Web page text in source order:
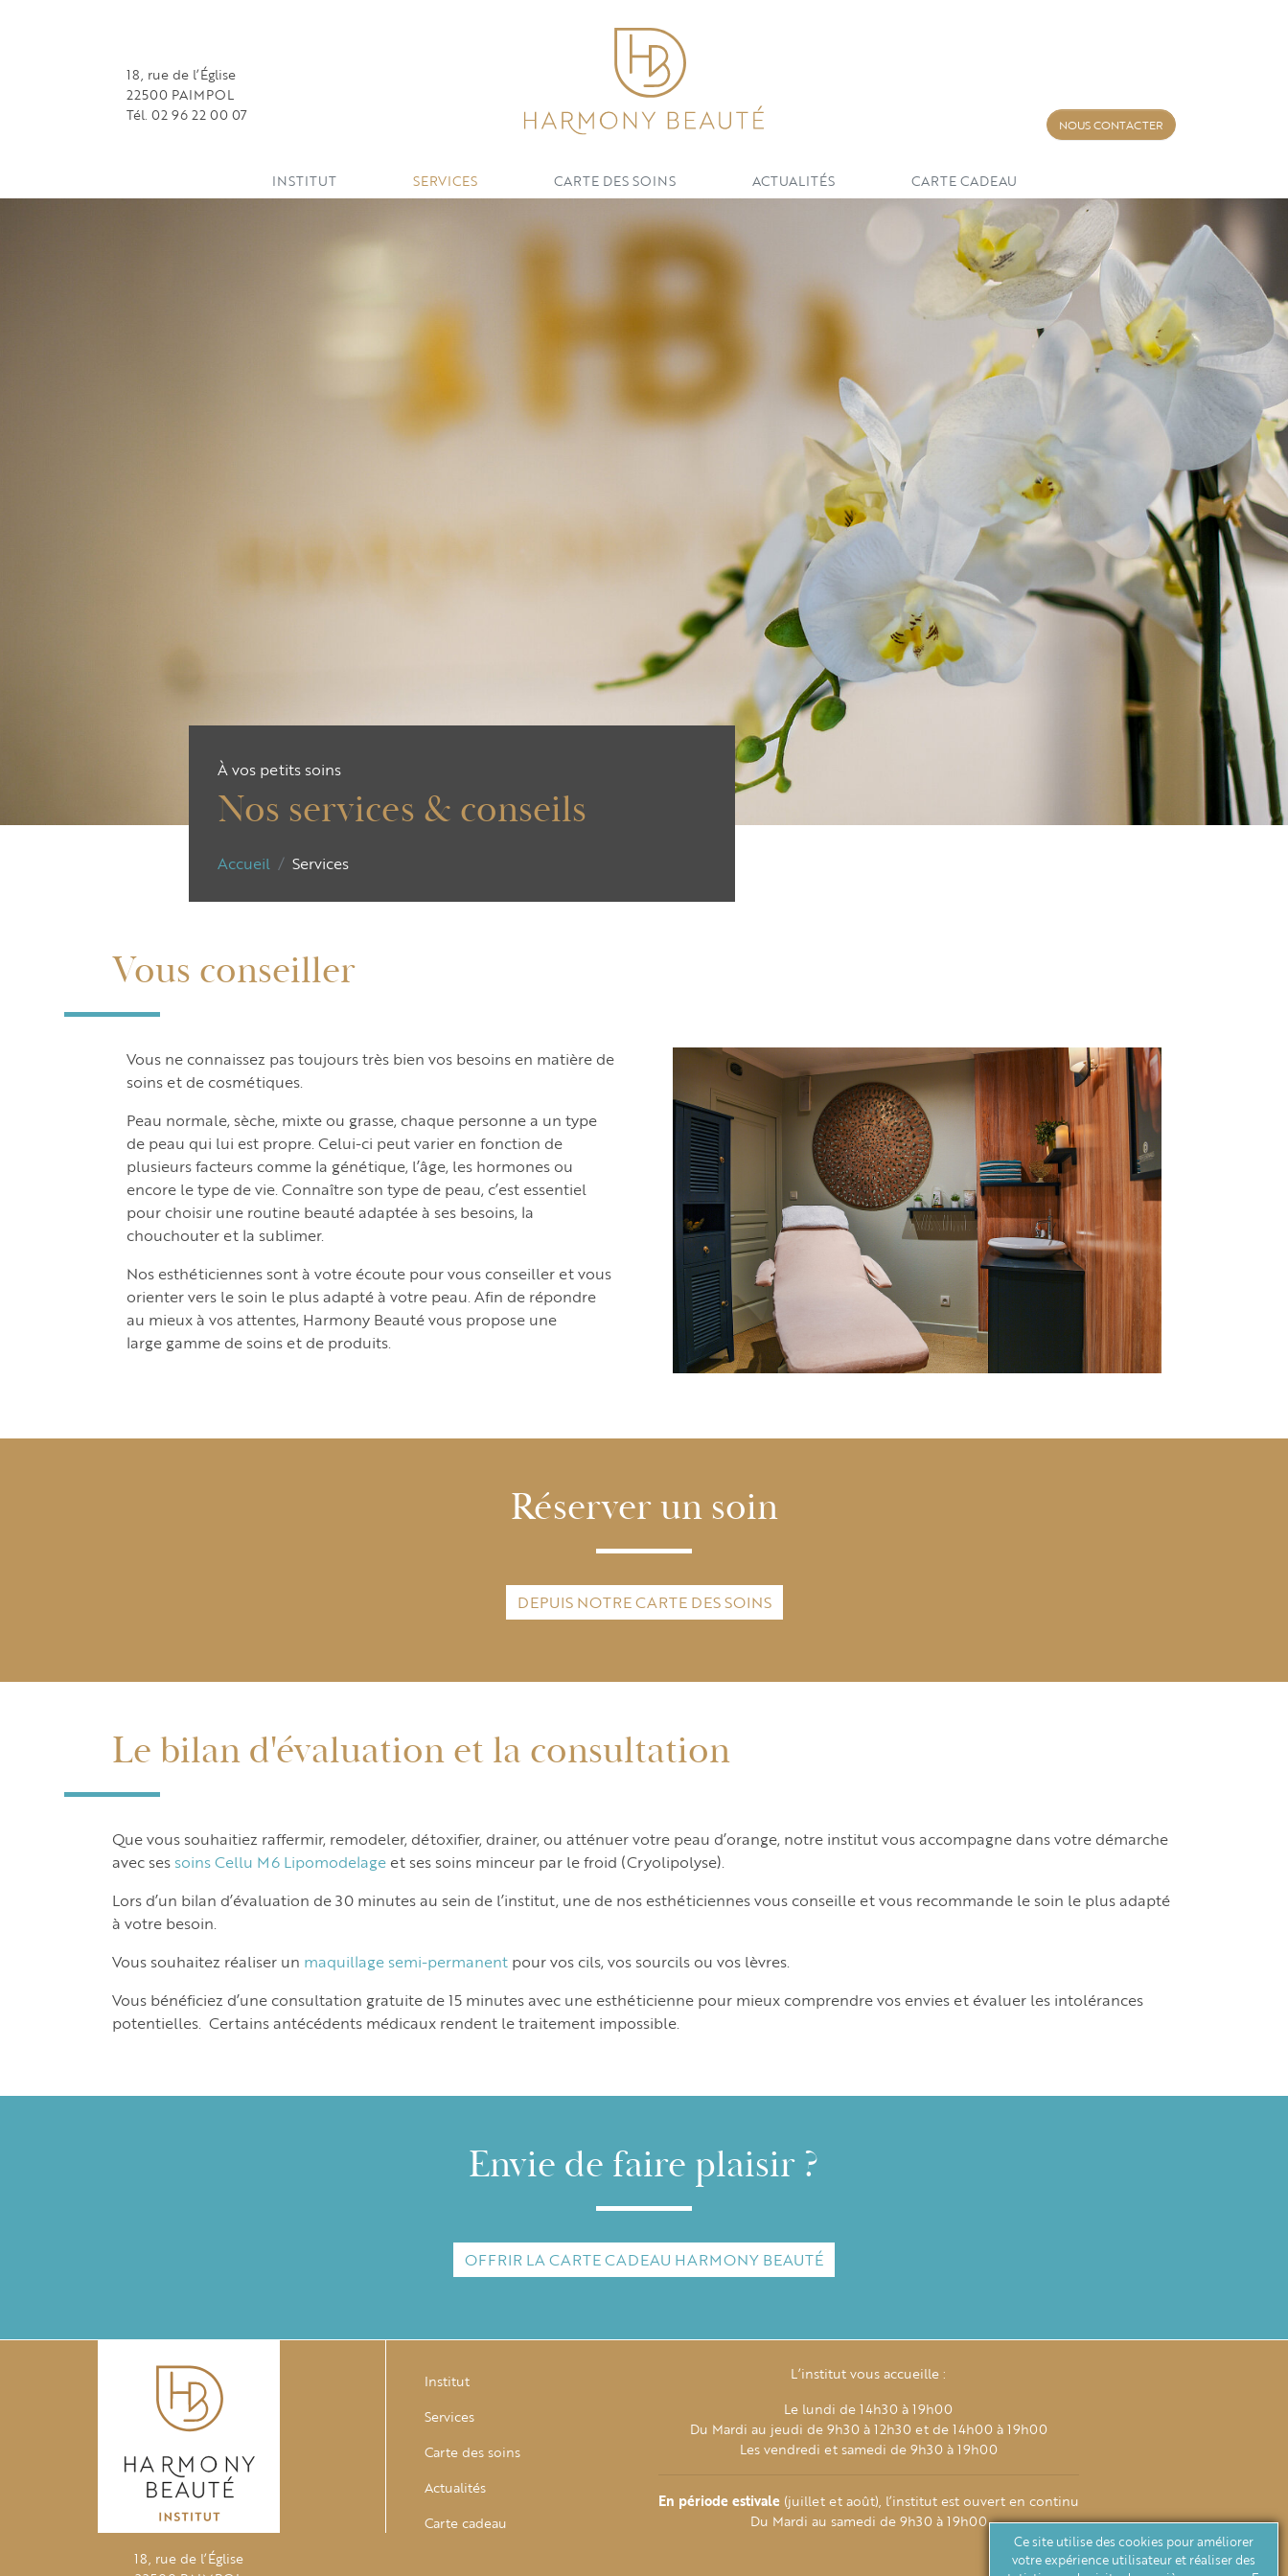
18, rue de l’Église
22500 PAIMPOL
Tél. 02 96 22 00 07
NOUS CONTACTER
INSTITUT SERVICES CARTE DES SOINS ACTUALITÉS CARTE CADEAU
À vos petits soins
Nos services & conseils
Accueil Services
Vous conseiller
Vous ne connaissez pas toujours très bien vos besoins en matière de
soins et de cosmétiques.
Peau normale, sèche, mixte ou grasse, chaque personne a un type
de peau qui lui est propre. Celui-ci peut varier en fonction de
plusieurs facteurs comme la génétique, l’âge, les hormones ou
encore le type de vie. Connaître son type de peau, c’est essentiel
pour choisir une routine beauté adaptée à ses besoins, la
chouchouter et la sublimer.
Nos esthéticiennes sont à votre écoute pour vous conseiller et vous
orienter vers le soin le plus adapté à votre peau. Afin de répondre
au mieux à vos attentes, Harmony Beauté vous propose une
large gamme de soins et de produits.
Réserver un soin
DEPUIS NOTRE CARTE DES SOINS
Le bilan d'évaluation et la consultation
Que vous souhaitiez raffermir, remodeler, détoxifier, drainer, ou atténuer votre peau d’orange, notre institut vous accompagne dans votre démarche
avec ses soins Cellu M6 Lipomodelage et ses soins minceur par le froid (Cryolipolyse).
Lors d’un bilan d’évaluation de 30 minutes au sein de l’institut, une de nos esthéticiennes vous conseille et vous recommande le soin le plus adapté
à votre besoin.
Vous souhaitez réaliser un maquillage semi-permanent pour vos cils, vos sourcils ou vos lèvres.
Vous bénéficiez d’une consultation gratuite de 15 minutes avec une esthéticienne pour mieux comprendre vos envies et évaluer les intolérances
potentielles. Certains antécédents médicaux rendent le traitement impossible.
Envie de faire plaisir ?
OFFRIR LA CARTE CADEAU HARMONY BEAUTÉ
18, rue de l’Église
Institut
Services
Carte des soins
Actualités
Carte cadeau
L’institut vous accueille :
Le lundi de 14h30 à 19h00
Du Mardi au jeudi de 9h30 à 12h30 et de 14h00 à 19h00
Les vendredi et samedi de 9h30 à 19h00
En période estivale(juillet et août), l’institut est ouvert en continu
Du Mardi au samedi de 9h30 à 19h00
Ce site utilise des cookies pour améliorer
votre expérience utilisateur et réaliser des